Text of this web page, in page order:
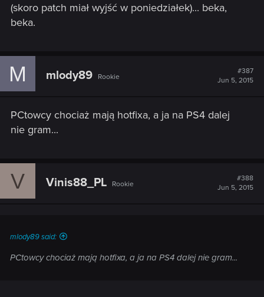
(skoro patch miał wyjść w poniedziałek)... beka,
beka.
M mlody89 Rookie
#387
Jun 5, 2015
PCtowcy chociaż mają hotfixa, a ja na PS4 dalej
nie gram...
V Vinis88_PL Rookie
#388
Jun 5, 2015
mlody89 said:
PCtowcy chociaż mają hotfixa, a ja na PS4 dalej nie gram...